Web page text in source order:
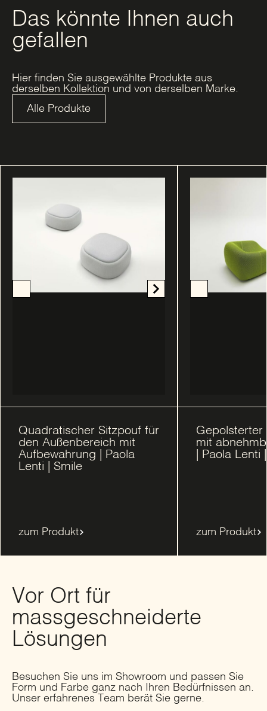
Das könnte Ihnen auch
gefallen
Hier finden Sie ausgewählte Produkte aus
derselben Kollektion und von derselben Marke.
Alle Produkte
Quadratischer Sitzpouf für
den Außenbereich mit
Aufbewahrung | Paola
Lenti | Smile
zum Produkt
Gepolsterter
mit
| Paola Lenti
zum Produkt
Vor Ort für
massgeschneiderte
Lösungen
Besuchen Sie uns im Showroom und passen Sie
Form und Farbe ganz nach Ihren Bedürfnissen an.
Unser erfahrenes Team berät Sie gerne.